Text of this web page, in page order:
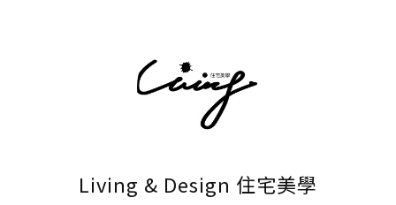
Living & Design 住宅美學